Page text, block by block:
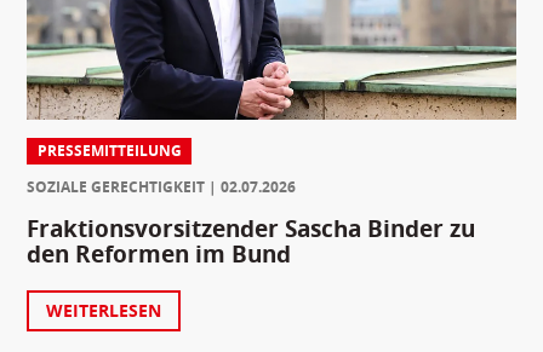
PRESSEMITTEILUNG
SOZIALE GERECHTIGKEIT
02.07.2026
Fraktionsvorsitzender Sascha Binder zu
den Reformen im Bund
WEITERLESEN